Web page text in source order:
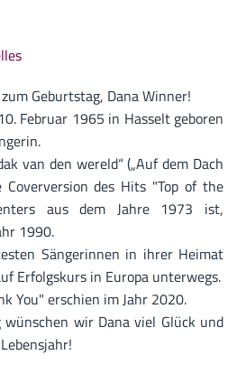
Geburtstag, Dana Winner!
Februar 1965 in Hasselt geboren
van den wereld“ („Auf dem Dach
des Hits "Top of the
aus dem Jahre 1973 ist,
1990.
Sängerinnen in ihrer Heimat
Erfolgskurs in Europa unterwegs.
You" erschien im Jahr 2020.
wir Dana viel Glück und